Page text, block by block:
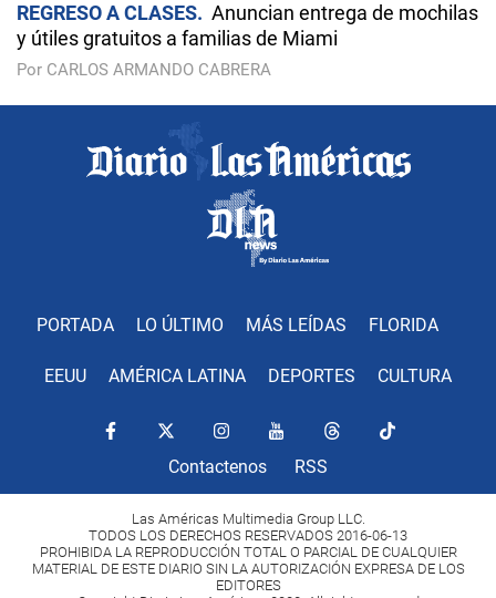
REGRESO A CLASES
Anuncian entrega de mochilas
y útiles gratuitos a familias de Miami
Por CARLOS ARMANDO CABRERA
PORTADA LO ÚLTIMO MÁS LEÍDAS FLORIDA
EEUU AMÉRICA LATINA DEPORTES CULTURA
Contactenos RSS
Las Américas Multimedia Group LLC.
TODOS LOS DERECHOS RESERVADOS 2016-06-13
PROHIBIDA LA REPRODUCCIÓN TOTAL O PARCIAL DE CUALQUIER
MATERIAL DE ESTE DIARIO SIN LA AUTORIZACIÓN EXPRESA DE LOS
EDITORES